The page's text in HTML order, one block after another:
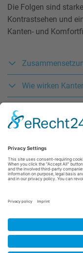
Die Folgen sind
Kontrastsehen und
Kanten- und
Wie wirken
Kontakt
AGB